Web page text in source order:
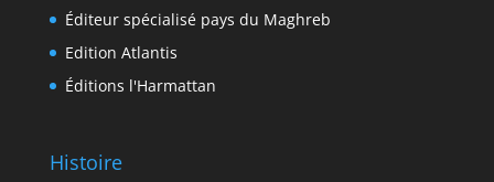
Éditeur spécialisé pays du Maghreb
Edition Atlantis
Éditions l'Harmattan
Histoire